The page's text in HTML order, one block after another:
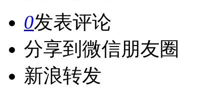
0发表评论
分享到微信朋友圈
新浪转发